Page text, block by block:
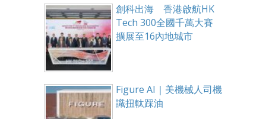
創科出海 香港啟航HK
Tech 300全國千萬大賽
擴展至16內地城市
Figure AI｜美機械人司機
識扭軚踩油